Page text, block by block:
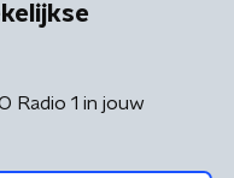
Radio 1 in jouw